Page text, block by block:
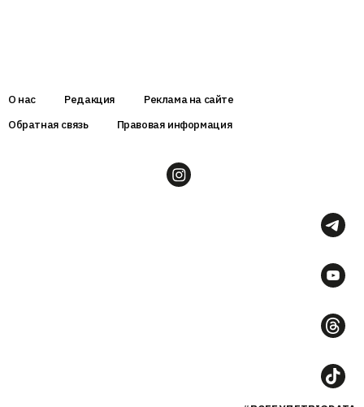
О нас Редакция
Реклама на сайте
Обратная связь
Правовая информация